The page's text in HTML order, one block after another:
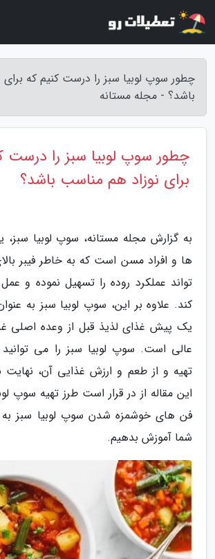
چطور سوپ لوبیا سبز را درست کنیم که
باشد؟ - مجله مستانه
چطور سوپ لوبیا سبز را درست
برای نوزاد هم مناسب باشد؟
به گزارش مجله مستانه، سوپ لوبیا سبز،
ها و افراد مسن است که به خاطر فیبر
تواند عملکرد روده را تسهیل نموده و
کند. علاوه بر این، سوپ لوبیا سبز به
یک پیش غذای لذیذ قبل از وعده اصلی
عالی است. سوپ لوبیا سبز را می توانید
تهیه و از طعم و ارزش غذایی آن، نهایت
این مقاله از در قرار است طرز تهیه سوپ
فن های خوشمزه شدن سوپ لوبیا سبز به
شما آموزش بدهیم.